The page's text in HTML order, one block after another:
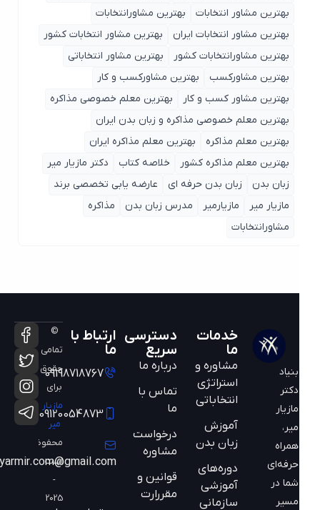
بهترین مشاور انتخابات
بهترین مشاورانتخابات
بهترین مشاور انتخابات ایران
بهترین مشاور انتخابات کشور
بهترین مشاورانتخابات کشور
بهترین مشاور انتخاباتی
بهترین مشاورکسب
بهترین مشاورکسب و کار
بهترین مشاور کسب و کار
بهترین معلم خصوصی مذاکره
بهترین معلم خصوصی مذاکره و زبان بدن ایران
بهترین معلم مذاکره
بهترین معلم مذاکره ایران
بهترین معلم مذاکره کشور
خلاصه کتاب
دکتر مازیار میر
زبان بدن
زبان بدن حرفه ای
عارضه یابی تخصصی برند
مازیار میر
مازیارمیر مدرس زبان بدن
مذاکره
مشاورانتخابات
مازیار
همراه
حرفه‌ای
شما در
مسیر
خدمات
مشاوره و
استراتژی
انتخاباتی
آموزش
زبان بدن
دوره‌های
آموزشی
سازمانی
دسترسی
سریع
درباره ما
تماس با
ما
درخواست
مشاوره
قوانین و
مقررارت
ارتباط با
09198718767
09120054873
mazyarmir.com@gmail.com
©
تمامی
حقوق
محفوظ
است